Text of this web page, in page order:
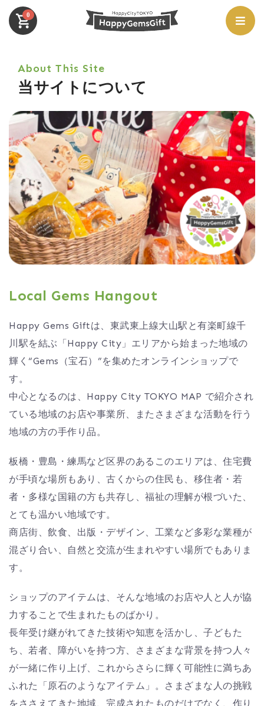
0
About This Site
当サイトについて
Local Gems Hangout
Happy Gems Giftは、東武東上線大山駅と有楽町線千
川駅を結ぶ「Happy City」エリアから始まった地域の
輝く“Gems（宝石）”を集めたオンラインショップで
す。
中心となるのは、Happy City TOKYO MAP で紹介され
ている地域のお店や事業所、またさまざまな活動を行う
地域の方の手作り品。
板橋・豊島・練馬など区界のあるこのエリアは、住宅費
が手頃な場所もあり、古くからの住民も、移住者・若
者・多様な国籍の方も共存し、福祉の理解が根づいた、
とても温かい地域です。
商店街、飲食、出版・デザイン、工業など多彩な業種が
混ざり合い、自然と交流が生まれやすい場所でもありま
す。
ショップのアイテムは、そんな地域のお店や人と人が協
力することで生まれたものばかり。
長年受け継がれてきた技術や知恵を活かし、子どもた
ち、若者、障がいを持つ方、さまざまな背景を持つ人々
が一緒に作り上げ、これからさらに輝く可能性に満ちあ
ふれた「原石のようなアイテム」。さまざまな人の挑戦
をささえてきた地域、完成されたものだけでなく、作り